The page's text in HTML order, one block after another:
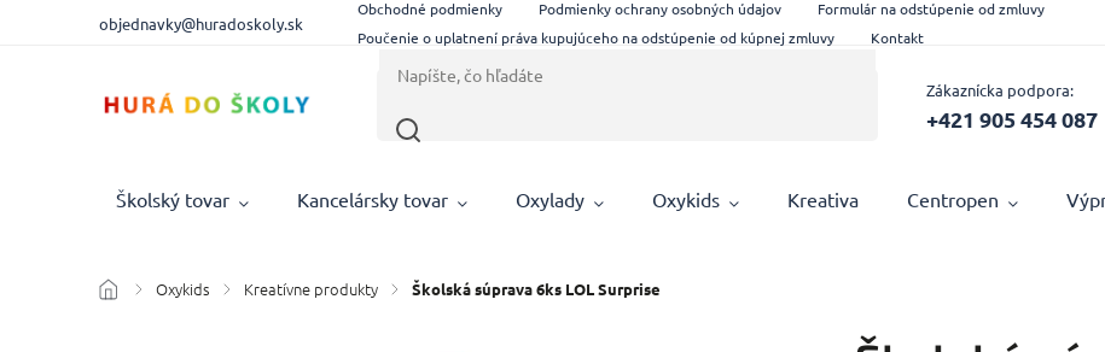
objednavky@huradoskoly.sk
Obchodné podmienky Podmienky ochrany osobných údajov
Formulár na odstúpenie od zmluvy
Poučenie o uplatnení práva kupujúceho na odstúpenie od kúpnej zmluvy
Kontakt
Zákaznícka podpora:
+421 905 454 087
Školský tovar Kancelársky tovar Oxylady Oxykids Kreativa Centropen
/ Oxykids / Kreatívne produkty / Školská súprava 6ks LOL Surprise